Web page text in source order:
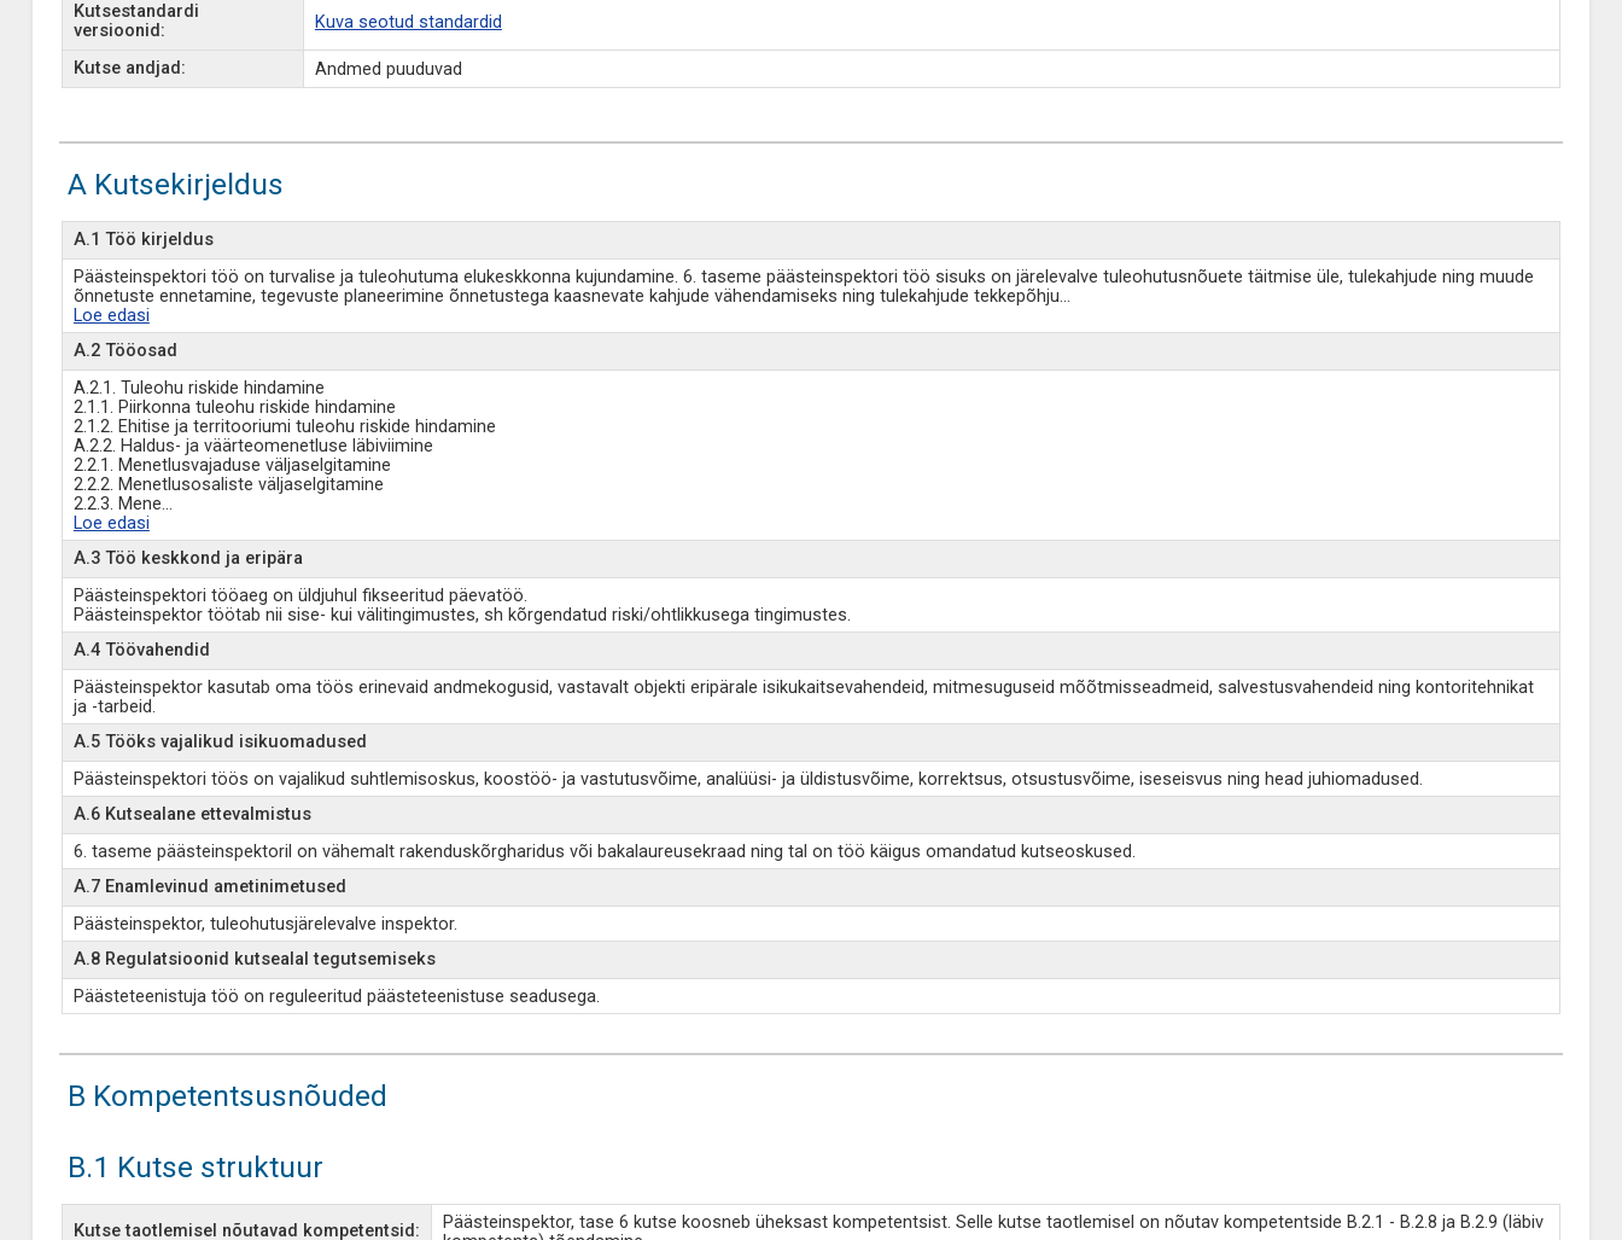
Kutsestandardi
versioonid:
Kuva seotud standardid
Kutse andjad: Andmed puuduvad
A Kutsekirjeldus
A.1 Töö kirjeldus
Päästeinspektori töö on turvalise ja tuleohutuma elukeskkonna kujundamine. 6. taseme päästeinspektori töö sisuks on järelevalve tuleohutusnõuete täitmise üle, tulekahjude ning muude
õnnetuste ennetamine, tegevuste planeerimine õnnetustega kaasnevate kahjude vähendamiseks ning tulekahjude tekkepõhju...
Loe edasi
A.2 Tööosad
A.2.1. Tuleohu riskide hindamine
2.1.1. Piirkonna tuleohu riskide hindamine
2.1.2. Ehitise ja territooriumi tuleohu riskide hindamine
A.2.2. Haldus- ja väärteomenetluse läbiviimine
2.2.1. Menetlusvajaduse väljaselgitamine
2.2.2. Menetlusosaliste väljaselgitamine
2.2.3. Mene...
Loe edasi
A.3 Töö keskkond ja eripära
Päästeinspektori tööaeg on üldjuhul fikseeritud päevatöö.
Päästeinspektor töötab nii sise- kui välitingimustes, sh kõrgendatud riski/ohtlikkusega tingimustes.
A.4 Töövahendid
Päästeinspektor kasutab oma töös erinevaid andmekogusid, vastavalt objekti eripärale isikukaitsevahendeid, mitmesuguseid mõõtmisseadmeid, salvestusvahendeid ning kontoritehnikat
ja -tarbeid.
A.5 Tööks vajalikud isikuomadused
Päästeinspektori töös on vajalikud suhtlemisoskus, koostöö- ja vastutusvõime, analüüsi- ja üldistusvõime, korrektsus, otsustusvõime, iseseisvus ning head juhiomadused.
A.6 Kutsealane ettevalmistus
6. taseme päästeinspektoril on vähemalt rakenduskõrgharidus või bakalaureusekraad ning tal on töö käigus omandatud kutseoskused.
A.7 Enamlevinud ametinimetused
Päästeinspektor, tuleohutusjärelevalve inspektor.
A.8 Regulatsioonid kutsealal tegutsemiseks
Päästeteenistuja töö on reguleeritud päästeteenistuse seadusega.
B Kompetentsusnõuded
B.1 Kutse struktuur
Kutse taotlemisel nõutavad kompetentsid:
Päästeinspektor, tase 6 kutse koosneb üheksast kompetentsist. Selle kutse taotlemisel on nõutav kompetentside B.2.1 - B.2.8 ja B.2.9 (läbiv